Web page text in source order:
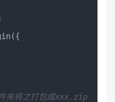
夹将之打包成xxx.zip